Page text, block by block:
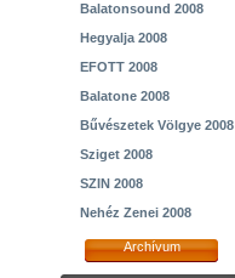
Balatonsound 2008
Hegyalja 2008
EFOTT 2008
Balatone 2008
Bűvészetek Völgye 2008
Sziget 2008
SZIN 2008
Nehéz Zenei 2008
Archívum